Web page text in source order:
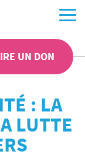
UN DON
: LA
LUTTE